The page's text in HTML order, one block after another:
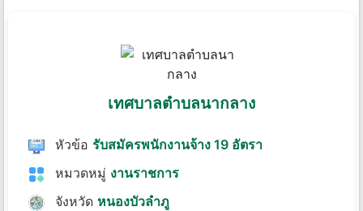
เทศบาลตําบลนากลาง
หัวข้อ รับสมัครพนักงานจ้าง 19 อัตรา
หมวดหมู่ งานราชการ
จังหวัด หนองบัวลำภู